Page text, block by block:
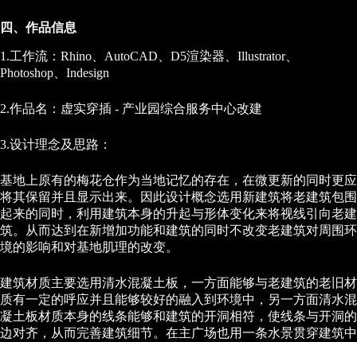
四、作品信息
1.工作流：Rhino、AutoCAD、D5渲染器、Illustrator、
Photoshop、Indesign
2.作品名：虚实穿插 - 产业园综合服务中心改建
3.设计理念及思路：
基地上原有的梅花仓作为当地记忆的存在，在微更新的同时更应
将其保留并且显示出来。因此设计概念选用新建筑将老建筑包围
起来的同时，利用建筑本身的升起与形体变化来将视线引向老建
筑。从而达到在新增加功能和建筑的同时不改变老建筑对周围环
境的影响和对基地肌理的改变。
建筑材质主要选用清水混凝土板，一方面能够与老建筑的老旧材
质有一定的呼应并且能够较好的融入到环境中，另一方面清水混
凝土板材质本身的线条能够和建筑的开洞相符，使线条与开洞的
边对齐，从而完善建筑细节。在主广场也用一条水景贯穿建筑中